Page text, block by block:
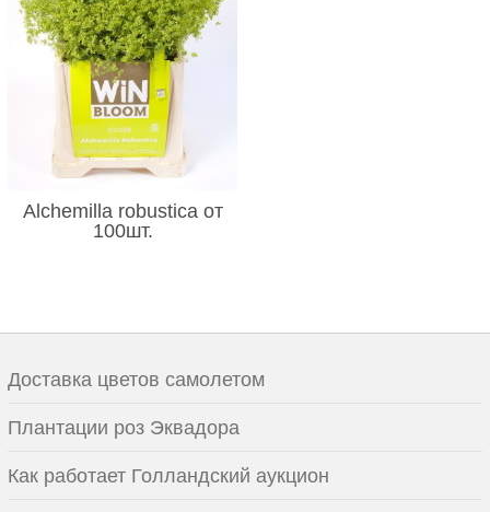
Alchemilla robustica от
100шт.
Доставка цветов самолетом
Плантации роз Эквадора
Как работает Голландский аукцион